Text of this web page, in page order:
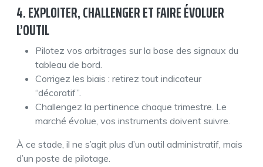
4. EXPLOITER, CHALLENGER ET FAIRE ÉVOLUER
L’OUTIL
Pilotez vos arbitrages sur la base des signaux du
tableau de bord.
Corrigez les biais : retirez tout indicateur
“décoratif”.
Challengez la pertinence chaque trimestre. Le
marché évolue, vos instruments doivent suivre.
À ce stade, il ne s’agit plus d’un outil administratif, mais
d’un poste de pilotage.